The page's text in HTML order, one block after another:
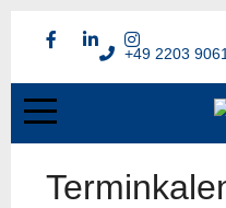
+49 2203